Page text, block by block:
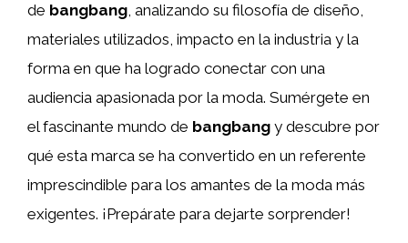
de bangbang, analizando su filosofía de diseño,
materiales utilizados, impacto en la industria y la
forma en que ha logrado conectar con una
audiencia apasionada por la moda. Sumérgete en
el fascinante mundo de bangbang y descubre por
qué esta marca se ha convertido en un referente
imprescindible para los amantes de la moda más
exigentes. ¡Prepárate para dejarte sorprender!